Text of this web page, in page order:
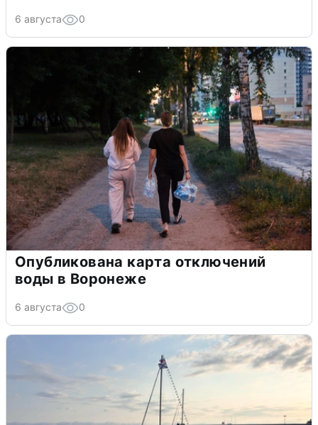
6 августа 0
Опубликована карта отключений
воды в Воронеже
6 августа 0